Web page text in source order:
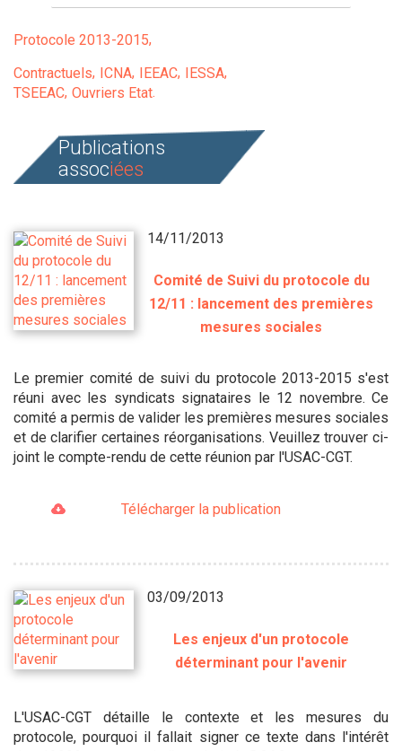
Protocole 2013-2015
Contractuels ICNA IEEAC IESSA
TSEEAC Ouvriers Etat
Publications
associées
14/11/2013
Comité de Suivi du protocole du
12/11 : lancement des premières
mesures sociales
Le premier comité de suivi du protocole 2013-2015 s'est
réuni avec les syndicats signataires le 12 novembre. Ce
comité a permis de valider les premières mesures sociales
et de clarifier certaines réorganisations. Veuillez trouver ci-
joint le compte-rendu de cette réunion par l'USAC-CGT.
Télécharger la publication
03/09/2013
Les enjeux d'un protocole
déterminant pour l'avenir
L'USAC-CGT détaille le contexte et les mesures du
protocole, pourquoi il fallait signer ce texte dans l'intérêt